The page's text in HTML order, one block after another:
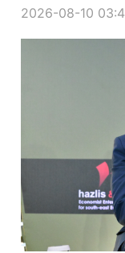
2026-08-10